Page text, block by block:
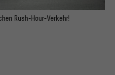
Rush-Hour-Verkehr!